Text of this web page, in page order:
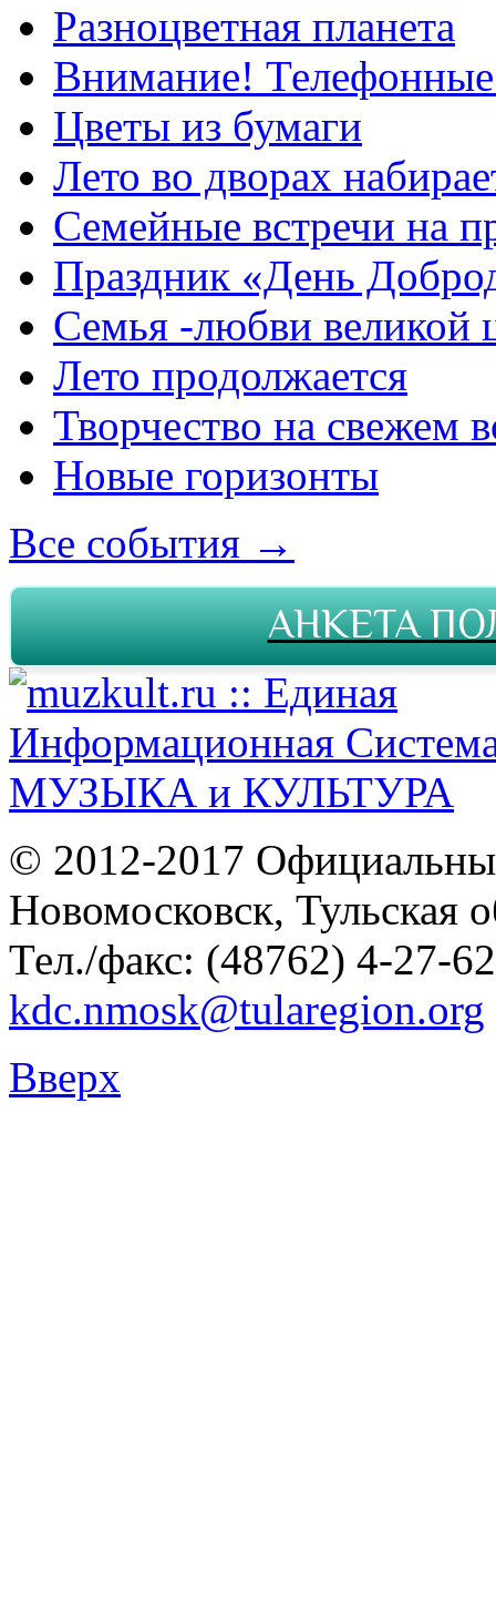
Разноцветная планета
Внимание!
Цветы из бумаги
Лето во дворах
Семейные встречи на
Праздник «День
Семья -любви великой
Лето продолжается
Творчество на свежем
Новые горизонты
Все события →
АНКЕТА
© 2012-2017
Новомосковск, Тульская
Тел./факс: (48762) 4-27-
kdc.nmosk@tularegion.org
Вверх